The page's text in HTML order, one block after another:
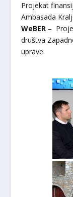
Projekat
Ambasada
WeBER –
društva
uprave.